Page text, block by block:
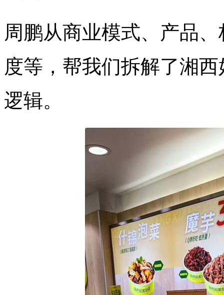
周鹏从商业模式、产品
度等，帮我们拆解了湘
逻辑。